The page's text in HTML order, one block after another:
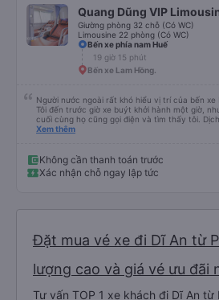
Quang Dũng VIP
Giường phòng 32 chỗ (Có WC)
Limousine 22 phòng (Có WC)
Bến xe phía nam Huế
19 giờ 15 phút
Bến xe Lam Hồng.
Người nước ngoài rất khó hiểu vị trí của bến
Tôi đến trước giờ xe buýt khởi hành một giờ,
cuối cùng họ cũng gọi điện và tìm thấy tôi.
sao thì tôi ngủ ngon hơn ở khách sạn vì tôi rất
Xem thêm
Không cần thanh toán trước
Xác nhận chỗ ngay lập tức
Đặt mua vé xe đi Dĩ An từ
lượng cao và giá vé ưu đãi
Tư vấn TOP 1 xe khách đi Dĩ An